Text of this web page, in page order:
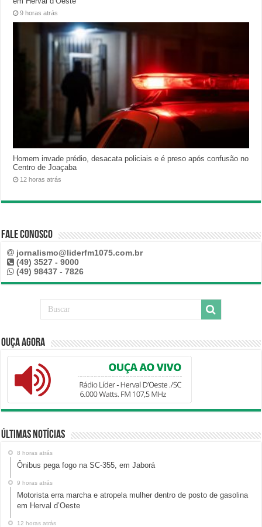
9 horas atrás
Homem invade prédio, desacata policiais e é preso após confusão no
Centro de Joaçaba
12 horas atrás
Fale Conosco
jornalismo@liderfm1075.com.br
(49) 3527 - 9000
(49) 98437 - 7826
Ouça Agora
Últimas Notícias
8 horas atrás
Ônibus pega fogo na SC-355, em Jaborá
9 horas atrás
Motorista erra marcha e atropela mulher dentro de posto de gasolina
em Herval d’Oeste
12 horas atrás